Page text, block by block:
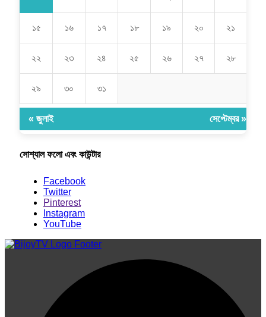
১৫ ১৬ ১৭ ১৮ ১৯ ২০ ২১
২২ ২৩ ২৪ ২৫ ২৬ ২৭ ২৮
২৯ ৩০ ৩১
« জুলাই সেপ্টেম্বর »
সোশ্যাল ফলো এবং কাউন্টার
Facebook
Twitter
Pinterest
Instagram
YouTube